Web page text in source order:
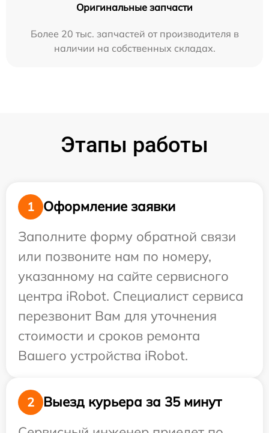
Оригинальные запчасти
Более 20 тыс. запчастей от производителя в
наличии на собственных складах.
Этапы работы
1
Оформление заявки
Заполните форму обратной связи
или позвоните нам по номеру,
указанному на сайте сервисного
центра iRobot. Специалист сервиса
перезвонит Вам для уточнения
стоимости и сроков ремонта
Вашего устройства iRobot.
2
Выезд курьера за 35 минут